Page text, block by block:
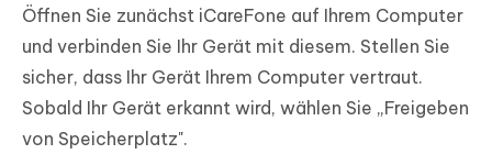
Öffnen Sie zunächst iCareFone auf Ihrem Computer
und verbinden Sie Ihr Gerät mit diesem. Stellen Sie
sicher, dass Ihr Gerät Ihrem Computer vertraut.
Sobald Ihr Gerät erkannt wird, wählen Sie „Freigeben
von Speicherplatz".